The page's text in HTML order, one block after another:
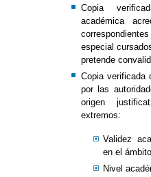
Copia
académica
especial
pretende
Copia verificada
por las
origen
extremos:
Validez
en el
Nivel